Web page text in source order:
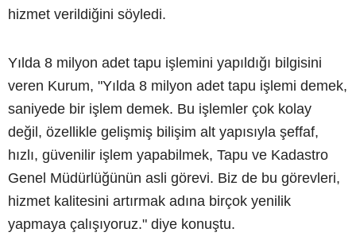
hizmet verildiğini söyledi.
Yılda 8 milyon adet tapu işlemini yapıldığı bilgisini
veren Kurum, "Yılda 8 milyon adet tapu işlemi demek,
saniyede bir işlem demek. Bu işlemler çok kolay
değil, özellikle gelişmiş bilişim alt yapısıyla şeffaf,
hızlı, güvenilir işlem yapabilmek, Tapu ve Kadastro
Genel Müdürlüğünün asli görevi. Biz de bu görevleri,
hizmet kalitesini artırmak adına birçok yenilik
yapmaya çalışıyoruz." diye konuştu.